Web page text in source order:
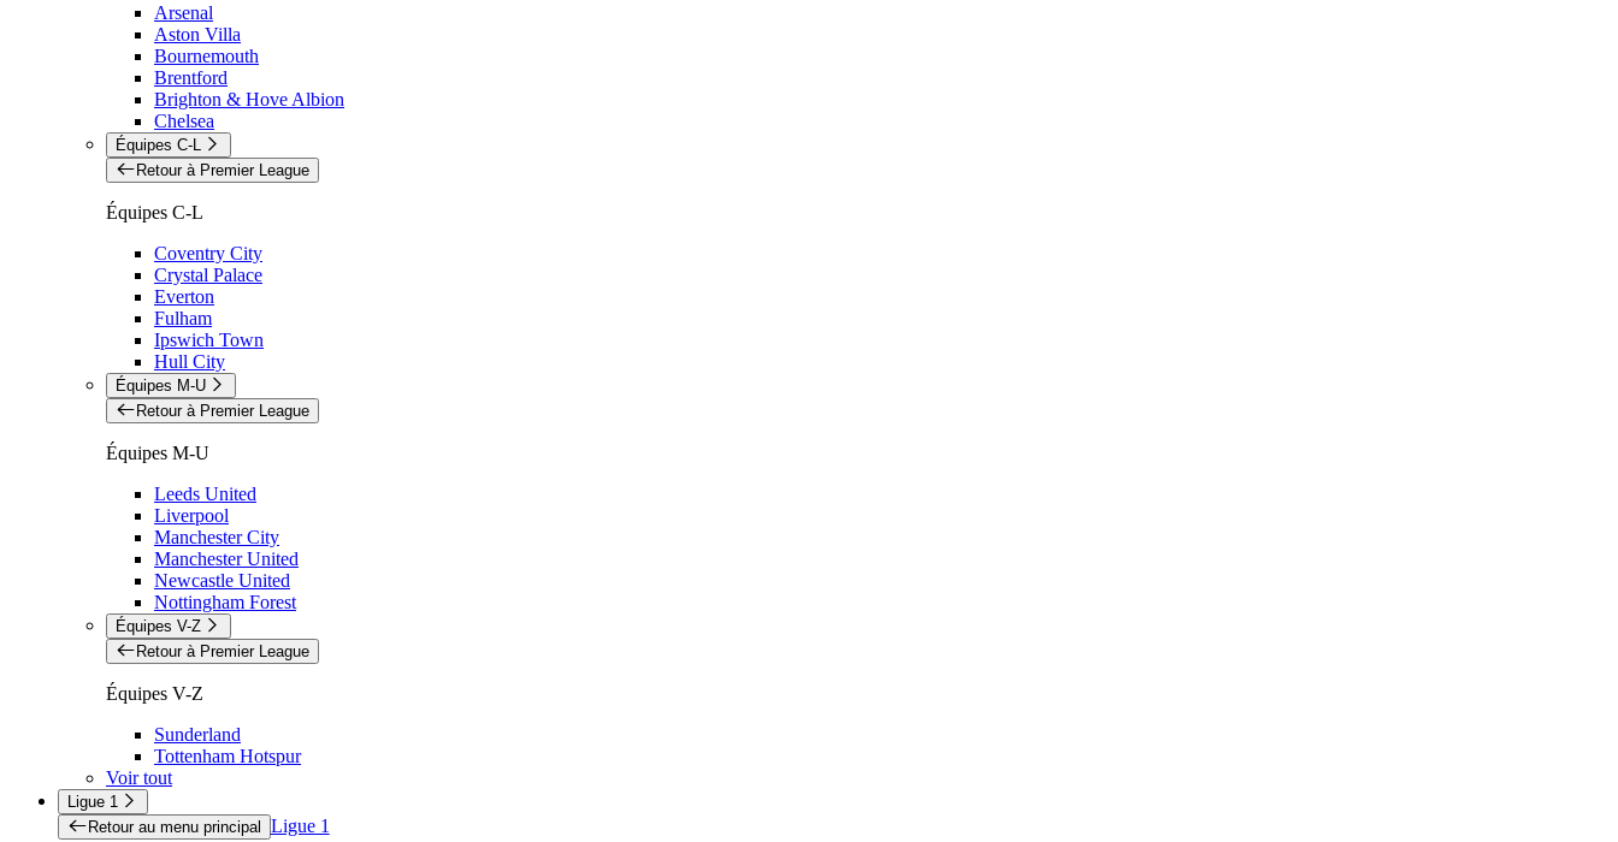
Arsenal
Aston Villa
Bournemouth
Brentford
Brighton & Hove Albion
Chelsea
Équipes C-L
Retour à Premier League
Équipes C-L
Coventry City
Crystal Palace
Everton
Fulham
Ipswich Town
Hull City
Équipes M-U
Retour à Premier League
Équipes M-U
Leeds United
Liverpool
Manchester City
Manchester United
Newcastle United
Nottingham Forest
Équipes V-Z
Retour à Premier League
Équipes V-Z
Sunderland
Tottenham Hotspur
Voir tout
Ligue 1
Retour au menu principal Ligue 1